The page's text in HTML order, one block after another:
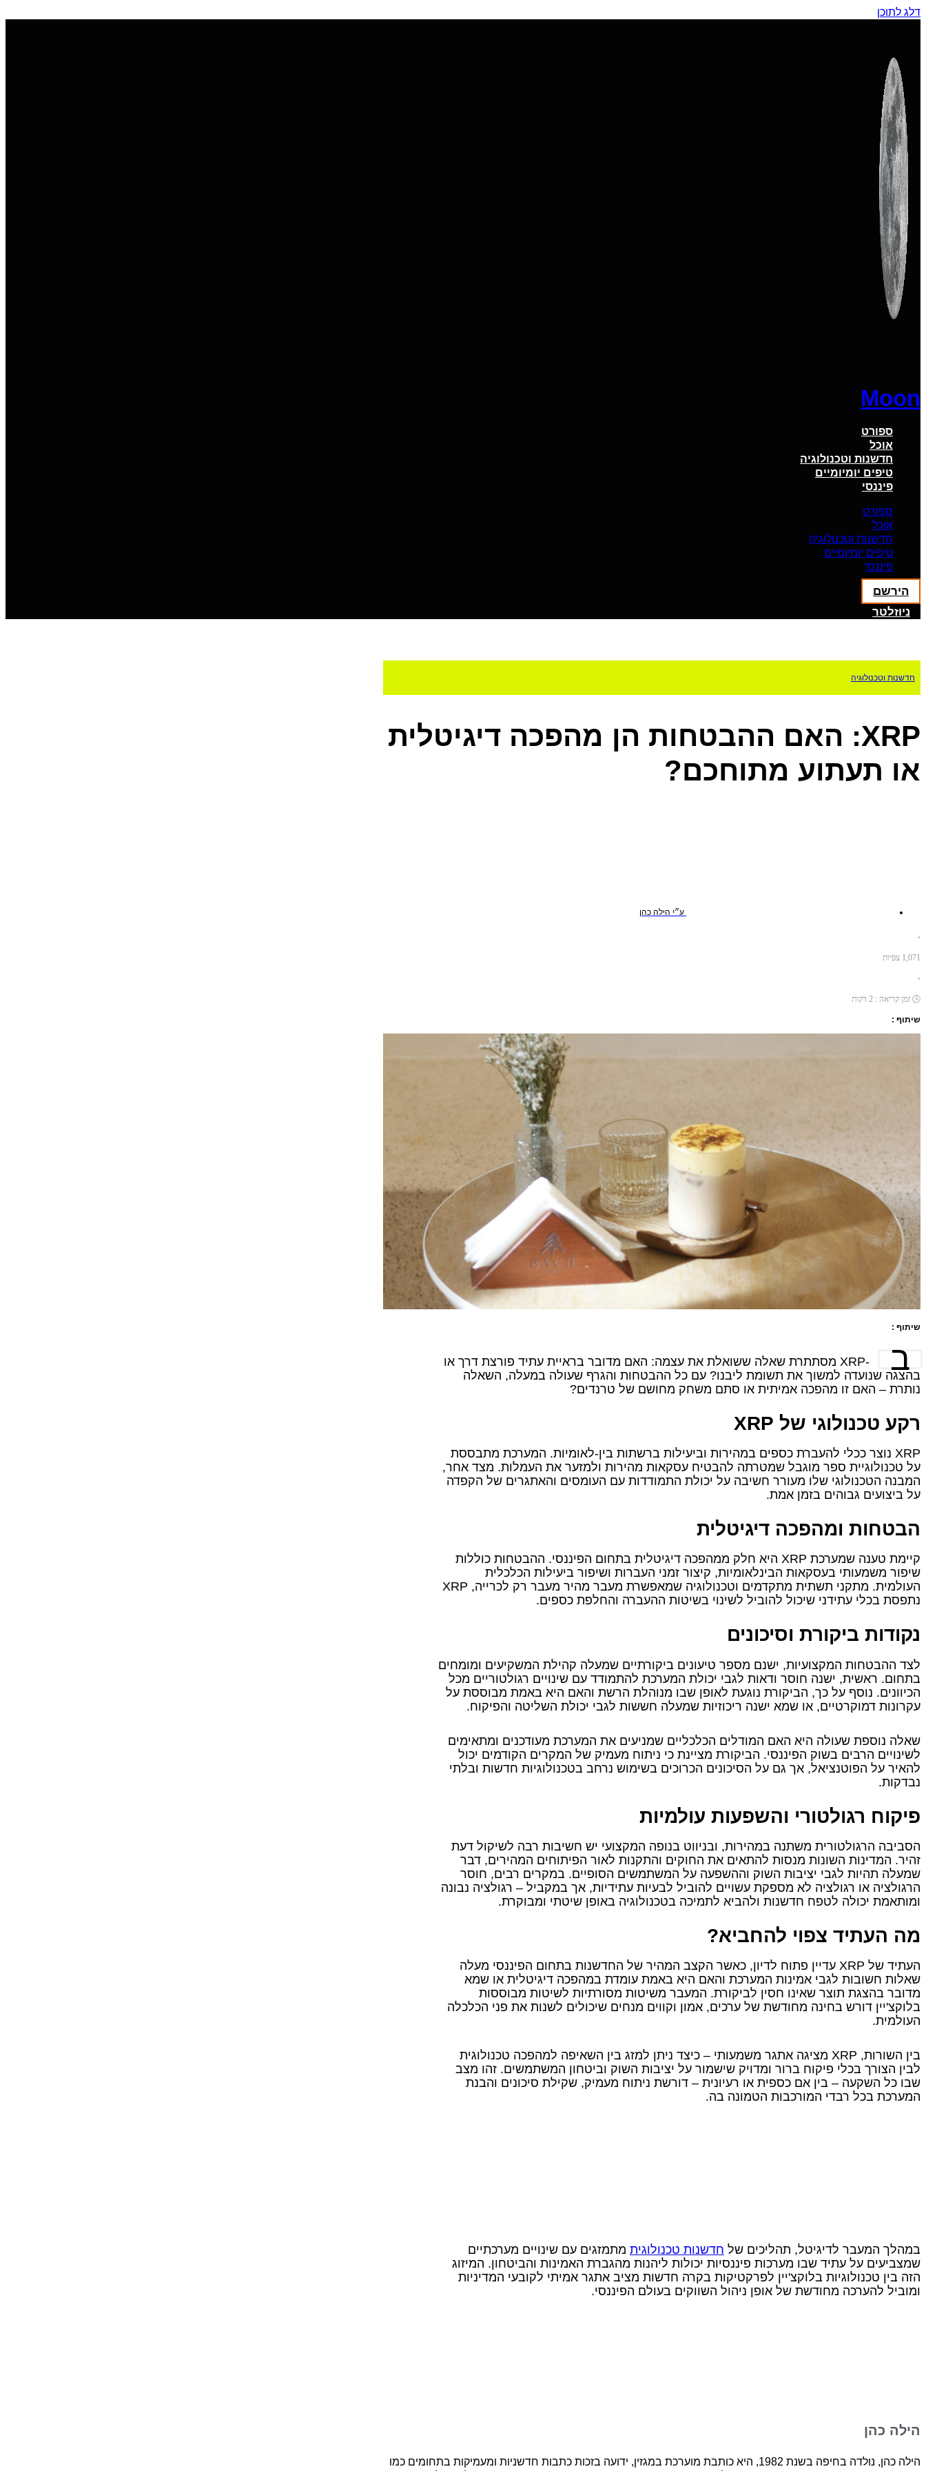
דלג לתוכן
Moon
ספורט
אוכל
חדשנות וטכנולוגיה
טיפים יומיומיים
פיננסי
ספורט
אוכל
חדשנות וטכנולוגיה
טיפים יומיומיים
פיננסי
הירשם
ניוזלטר
חדשנות וטכנולוגיה
XRP: האם ההבטחות הן מהפכה דיגיטלית
או תעתוע מתוחכם?
ע״י הילה כהן
•
1,071 צפיות
•
🕓 זמן קריאה : 2 דקות
שיתוף :
שיתוף :
ב
-XRP מסתתרת שאלה ששואלת את עצמה: האם מדובר בראיית עתיד פורצת דרך או
בהצגה שנועדה למשוך את תשומת ליבנו? עם כל ההבטחות והגרף שעולה במעלה, השאלה
נותרת – האם זו מהפכה אמיתית או סתם משחק מחושם של טרנדים?
רקע טכנולוגי של XRP
XRP נוצר ככלי להעברת כספים במהירות וביעילות ברשתות בין-לאומיות. המערכת מתבססת
על טכנולוגיית ספר מוגבל שמטרתה להבטיח עסקאות מהירות ולמזער את העמלות. מצד אחר,
המבנה הטכנולוגי שלו מעורר חשיבה על יכולת התמודדות עם העומסים והאתגרים של הקפדה
על ביצועים גבוהים בזמן אמת.
הבטחות ומהפכה דיגיטלית
קיימת טענה שמערכת XRP היא חלק ממהפכה דיגיטלית בתחום הפיננסי. ההבטחות כוללות
שיפור משמעותי בעסקאות הבינלאומיות, קיצור זמני העברות ושיפור ביעילות הכלכלית
העולמית. מתקני תשתית מתקדמים וטכנולוגיה שמאפשרת מעבר מהיר מעבר רק לכרייה, XRP
נתפסת בכלי עתידני שיכול להוביל לשינוי בשיטות ההעברה והחלפת כספים.
נקודות ביקורת וסיכונים
לצד ההבטחות המקצועיות, ישנם מספר טיעונים ביקורתיים שמעלה קהילת המשקיעים ומומחים
בתחום. ראשית, ישנה חוסר ודאות לגבי יכולת המערכת להתמודד עם שינויים רגולטוריים מכל
הכיוונים. נוסף על כך, הביקורת נוגעת לאופן שבו מנוהלת הרשת והאם היא באמת מבוססת על
עקרונות דמוקרטיים, או שמא ישנה ריכוזיות שמעלה חששות לגבי יכולת השליטה והפיקוח.
שאלה נוספת שעולה היא האם המודלים הכלכליים שמניעים את המערכת מעודכנים ומתאימים
לשינויים הרבים בשוק הפיננסי. הביקורת מציינת כי ניתוח מעמיק של המקרים הקודמים יכול
להאיר על הפוטנציאל, אך גם על הסיכונים הכרוכים בשימוש נרחב בטכנולוגיות חדשות ובלתי
נבדקות.
פיקוח רגולטורי והשפעות עולמיות
הסביבה הרגולטורית משתנה במהירות, ובניווט בנופה המקצועי יש חשיבות רבה לשיקול דעת
זהיר. המדינות השונות מנסות להתאים את החוקים והתקנות לאור הפיתוחים המהירים, דבר
שמעלה תהיות לגבי יציבות השוק וההשפעה על המשתמשים הסופיים. במקרים רבים, חוסר
הרגולציה או רגולציה לא מספקת עשויים להוביל לבעיות עתידיות, אך במקביל – רגולציה נבונה
ומותאמת יכולה לטפח חדשנות ולהביא לתמיכה בטכנולוגיה באופן שיטתי ומבוקרת.
מה העתיד צפוי להחביא?
העתיד של XRP עדיין פתוח לדיון, כאשר הקצב המהיר של החדשנות בתחום הפיננסי מעלה
שאלות חשובות לגבי אמינות המערכת והאם היא באמת עומדת במהפכה דיגיטלית או שמא
מדובר בהצגת תוצר שאינו חסין לביקורת. המעבר משיטות מסורתיות לשיטות מבוססות
בלוקצ'יין דורש בחינה מחודשת של ערכים, אמון וקווים מנחים שיכולים לשנות את פני הכלכלה
העולמית.
בין השורות, XRP מציגה אתגר משמעותי – כיצד ניתן למזג בין השאיפה למהפכה טכנולוגית
לבין הצורך בכלי פיקוח ברור ומדויק שישמור על יציבות השוק וביטחון המשתמשים. זהו מצב
שבו כל השקעה – בין אם כספית או רעיונית – דורשת ניתוח מעמיק, שקילת סיכונים והבנת
המערכת בכל רבדי המורכבות הטמונה בה.
במהלך המעבר לדיגיטל, תהליכים של חדשנות טכנולוגית מתמזגים עם שינויים מערכתיים
שמצביעים על עתיד שבו מערכות פיננסיות יכולות ליהנות מהגברת האמינות והביטחון. המיזוג
הזה בין טכנולוגיות בלוקצ'יין לפרקטיקות בקרה חדשות מציב אתגר אמיתי לקובעי המדיניות
ומוביל להערכה מחודשת של אופן ניהול השווקים בעולם הפיננסי.
הילה כהן
הילה כהן, נולדה בחיפה בשנת 1982, היא כותבת מוערכת במגזין, ידועה בזכות כתבות חדשניות ומעמיקות בתחומים כמו